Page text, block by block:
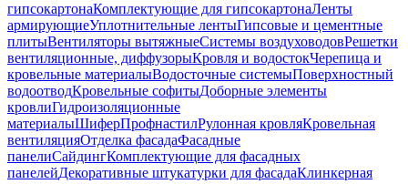
гипсокартонаКомплектующие для гипсокартонаЛенты
армирующиеУплотнительные лентыГипсовые и цементные
плитыВентиляторы вытяжныеСистемы воздуховодовРешетки
вентиляционные, диффузорыКровля и водостокЧерепица и
кровельные материалыВодосточные системыПоверхностный
водоотводКровельные софитыДоборные элементы
кровлиГидроизоляционные
материалыШиферПрофнастилРулонная кровляКровельная
вентиляцияОтделка фасадаФасадные
панелиСайдингКомплектующие для фасадных
панелейДекоративные штукатурки для фасадаКлинкерная